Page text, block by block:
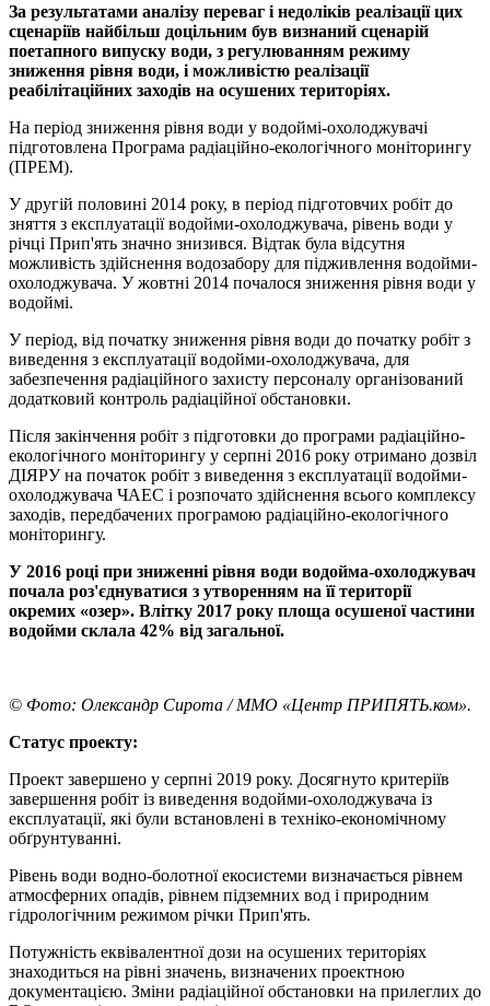
За результатами аналізу переваг і недоліків реалізації цих
сценаріїв найбільш доцільним був визнаний сценарій
поетапного випуску води, з регулюванням режиму
зниження рівня води, і можливістю реалізації
реабілітаційних заходів на осушених територіях.
На період зниження рівня води у водоймі-охолоджувачі
підготовлена Програма радіаційно-екологічного моніторингу
(ПРЕМ).
У другій половині 2014 року, в період підготовчих робіт до
зняття з експлуатації водойми-охолоджувача, рівень води у
річці Прип'ять значно знизився. Відтак була відсутня
можливість здійснення водозабору для підживлення водойми-
охолоджувача. У жовтні 2014 почалося зниження рівня води у
водоймі.
У період, від початку зниження рівня води до початку робіт з
виведення з експлуатації водойми-охолоджувача, для
забезпечення радіаційного захисту персоналу організований
додатковий контроль радіаційної обстановки.
Після закінчення робіт з підготовки до програми радіаційно-
екологічного моніторингу у серпні 2016 року отримано дозвіл
ДІЯРУ на початок робіт з виведення з експлуатації водойми-
охолоджувача ЧАЕС і розпочато здійснення всього комплексу
заходів, передбачених програмою радіаційно-екологічного
моніторингу.
У 2016 році при зниженні рівня води водойма-охолоджувач
почала роз'єднуватися з утворенням на її території
окремих «озер». Влітку 2017 року площа осушеної частини
водойми склала 42% від загальної.
© Фото: Олександр Сирота / ММО «Центр ПРИПЯТЬ.ком».
Статус проекту:
Проект завершено у серпні 2019 року. Досягнуто критеріїв
завершення робіт із виведення водойми-охолоджувача із
експлуатації, які були встановлені в техніко-економічному
обґрунтуванні.
Рівень води водно-болотної екосистеми визначається рівнем
атмосферних опадів, рівнем підземних вод і природним
гідрологічним режимом річки Прип'ять.
Потужність еквівалентної дози на осушених територіях
знаходиться на рівні значень, визначених проектною
документацією. Зміни радіаційної обстановки на прилеглих до